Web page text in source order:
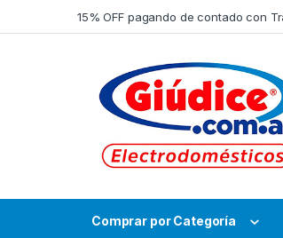
15% OFF pagando de contado con
Comprar por Categoría